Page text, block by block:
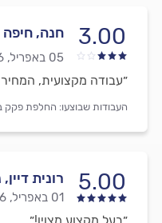
3.00 חנה, חיפה
05 באפריל, 2026
״עבודה מקצועית,
העבודות שבוצעו: החלפת פקק
5.00 רונית
01 באפריל, 2026